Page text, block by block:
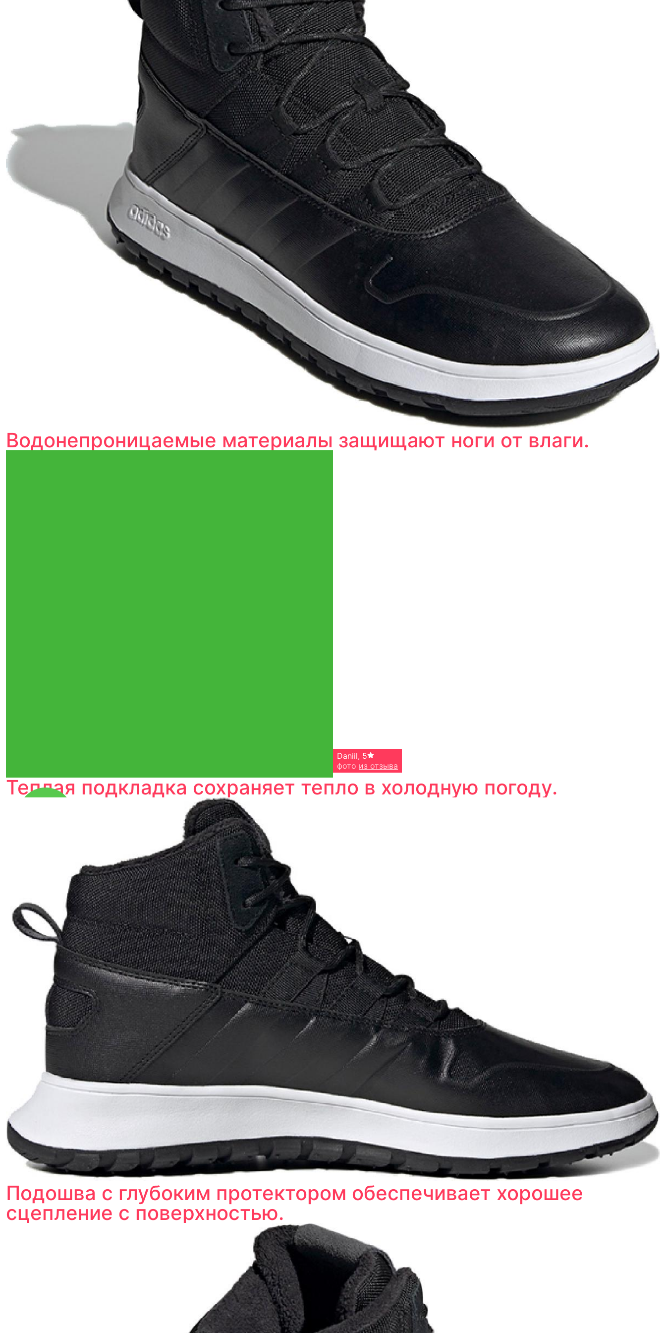
Водонепроницаемые материалы защищают ноги от влаги.
Тройная гарантия
оригинальности
Товар сертифицирован и опломбирован.
Проверяем на оригинальность
по 16 параметрам.
Если придёт подделка — вернём деньги
в трёхкратном размере.
Как мы провеяем товары
Daniil, 5
фото из отзыва
Теплая подкладка сохраняет тепло в холодную погоду.
Подошва с глубоким протектором обеспечивает хорошее
сцепление с поверхностью.